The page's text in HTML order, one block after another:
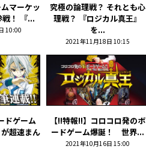
マーケッ
！ 『...
10:00
究極の論理戦？ それとも心
理戦？ 『ロジカル真王』
を...
2021年11月18日 10:15
ドゲーム
が超速まん
【!!特報!!】コロコロ発のボ
ードゲーム爆誕！ 世界...
2021年10月16日 15:00